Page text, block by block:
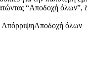
“Αποδοχή όλων”,
ΑπόρριψηΑποδοχή όλων